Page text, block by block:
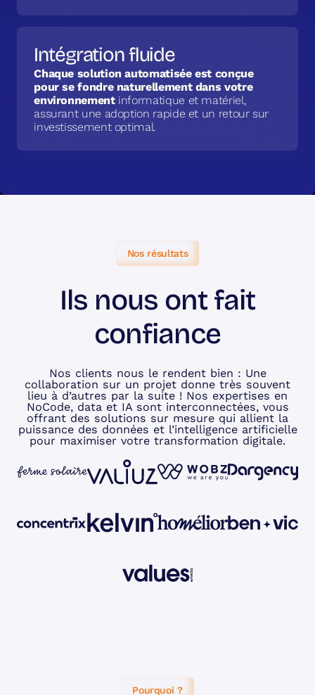
Intégration fluide
Chaque solution automatisée est conçue
pour se fondre naturellement dans votre
environnementinformatique et matériel,
assurant une adoption rapide et un retour sur
investissement optimal.
Nos résultats
Ils nous ont fait
confiance
Nos clients nous le rendent bien : Une
collaboration sur un projet donne très souvent
lieu à d’autres par la suite ! Nos expertises en
NoCode, data et IA sont interconnectées, vous
offrant des solutions sur mesure qui allient la
puissance des données et l’intelligence artificielle
pour maximiser votre transformation digitale.
Pourquoi ?